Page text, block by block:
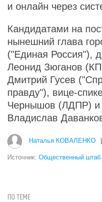
и онлайн через
Кандидатами на
нынешний глава
("Единая Россия"),
Леонид Зюганов
Дмитрий Гусев
правду"), вице-
Чернышов (ЛДПР) и
Владислав
Наталья КОВАЛЕНКО
Источник: Общественный штаб
ПО ТЕМЕ